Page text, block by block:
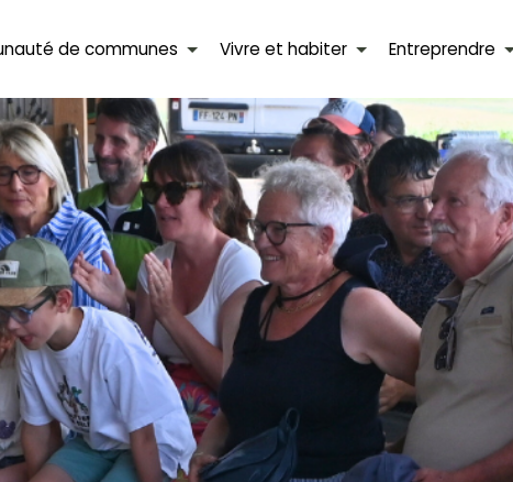
de communes Vivre et habiter Entreprendre